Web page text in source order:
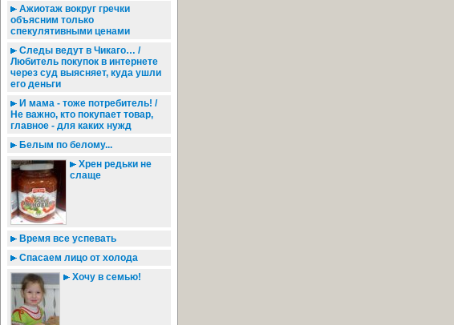
Ажиотаж вокруг гречки
объясним только
спекулятивными ценами
Следы ведут в Чикаго… /
Любитель покупок в интернете
через суд выясняет, куда ушли
его деньги
И мама - тоже потребитель! /
Не важно, кто покупает товар,
главное - для каких нужд
Белым по белому...
Хрен редьки не
слаще
Время все успевать
Спасаем лицо от холода
Хочу в семью!